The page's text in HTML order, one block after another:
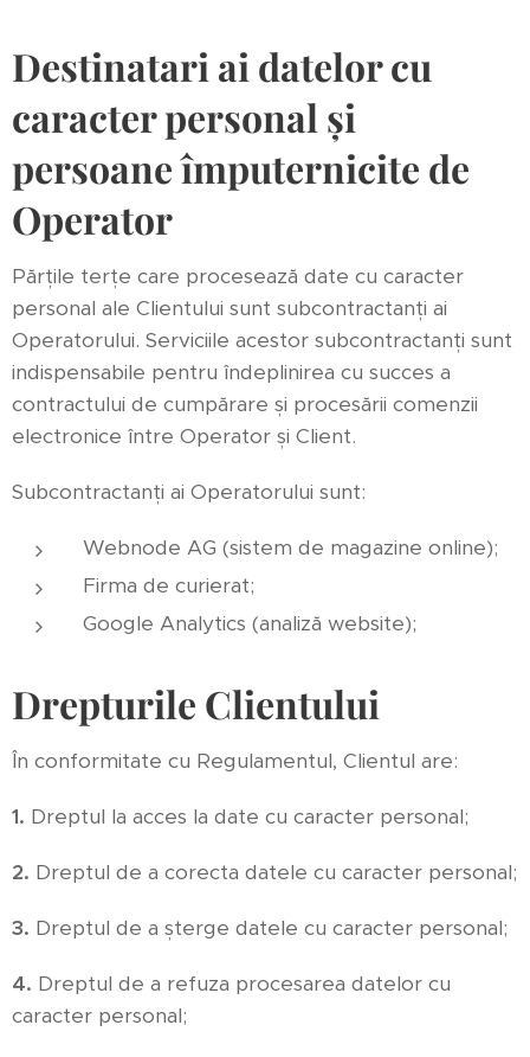
Destinatari ai datelor cu
caracter personal și
persoane împuternicite de
Operator
Părțile terțe care procesează date cu caracter
personal ale Clientului sunt subcontractanți ai
Operatorului. Serviciile acestor subcontractanți sunt
indispensabile pentru îndeplinirea cu succes a
contractului de cumpărare și procesării comenzii
electronice între Operator și Client.
Subcontractanți ai Operatorului sunt:
Webnode AG (sistem de magazine online);
Firma de curierat;
Google Analytics (analiză website);
Drepturile Clientului
În conformitate cu Regulamentul, Clientul are:
1. Dreptul la acces la date cu caracter personal;
2. Dreptul de a corecta datele cu caracter personal;
3. Dreptul de a șterge datele cu caracter personal;
4. Dreptul de a refuza procesarea datelor cu
caracter personal;